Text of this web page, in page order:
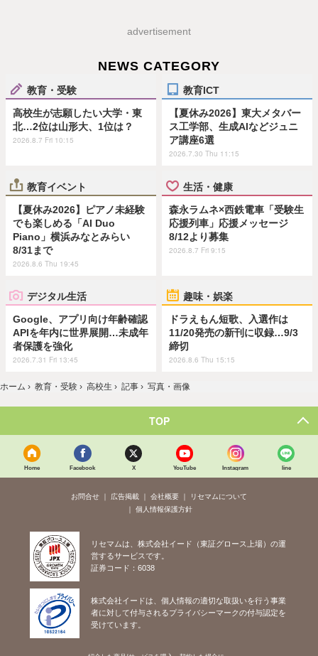
advertisement
NEWS CATEGORY
教育・受験
高校生が志願したい大学・東
北…2位は山形大、1位は？
2026.8.7 Fri 10:15
教育ICT
【夏休み2026】東大メタバー
ス工学部、生成AIなどジュニ
ア講座6選
2026.7.30 Thu 11:15
教育イベント
【夏休み2026】ピアノ未経験
でも楽しめる「AI Duo
Piano」横浜みなとみらい
8/31まで
2026.8.6 Thu 19:45
生活・健康
森永ラムネ×西鉄電車「受験生
応援列車」応援メッセージ
8/12より募集
2026.8.7 Fri 9:15
デジタル生活
Google、アプリ向け年齢確認
APIを年内に世界展開…未成年
者保護を強化
2026.7.31 Fri 13:45
趣味・娯楽
ドラえもん短歌、入選作は
11/20発売の新刊に収録…9/3
締切
2026.8.6 Thu 15:15
ホーム › 教育・受験 › 高校生 › 記事 › 写真・画像
TOP
Home Facebook X YouTube Instagram line
お問合せ 広告掲載 会社概要
リセマムについて
個人情報保護方針
リセマムは、株式会社イード（東証グロース上場）の運
営するサービスです。
証券コード：6038
株式会社イードは、個人情報の適切な取扱いを行う事業
者に対して付与されるプライバシーマークの付与認定を
受けています。